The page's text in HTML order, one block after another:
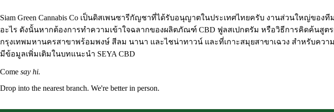
Siam Green Cannabis Co เป็นดิสเพนซารีกัญชาที่ได้รับอนุญาตในประเทศไทยครับ งานส่วนใหญ่
อะไร ดังนั้นหากต้องการทำความเข้าใจฉลากของผลิตภัณฑ์ CBD ฟูลสเปกตรัม หรือวิธีการคิดค้นสู
กรุงเทพมหานครสาขาพร้อมพงษ์ สีลม นานา และไชน่าทาวน์ และที่เกาะสมุยสาขาเฉวง สำหรับคว
มีข้อมูลเพิ่มเติมในบทแนะนำ SEYA CBD
Come say hi.
Drop into the nearest branch. We're better in person.